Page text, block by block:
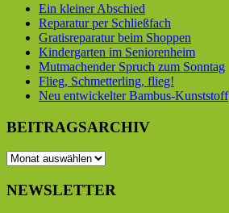
Ein kleiner Abschied
Reparatur per Schließfach
Gratisreparatur beim Shoppen
Kindergarten im Seniorenheim
Mutmachender Spruch zum Sonntag
Flieg, Schmetterling, flieg!
Neu entwickelter Bambus-Kunststoff
BEITRAGSARCHIV
BEITRAGSARCHIV
NEWSLETTER